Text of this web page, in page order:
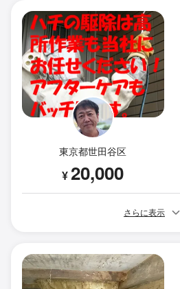
東京都世田谷区
¥20,000
さらに表示